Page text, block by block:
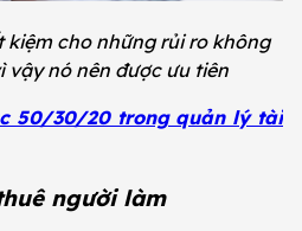
kiệm cho những rủi ro không
vậy nó nên được ưu tiên
50/30/20 trong quản lý tài
người làm